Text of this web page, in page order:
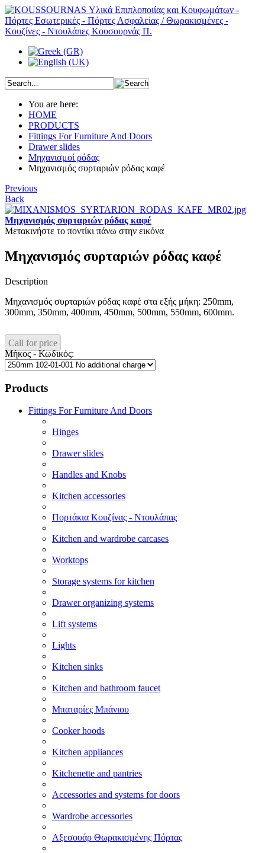
You are here:
HOME
PRODUCTS
Fittings For Furniture And Doors
Drawer slides
Μηχανισμοί ρόδας
Μηχανισμός συρταριών ρόδας καφέ
Previous
Back
Μηχανισμός συρταριών ρόδας καφέ
Μετακινήστε το ποντίκι πάνω στην εικόνα
Μηχανισμός συρταριών ρόδας καφέ
Description
Μηχανισμός συρταριών ρόδας καφέ στα εξής μήκη: 250mm,
300mm, 350mm, 400mm, 450mm, 500mm, 550mm, 600mm.
Call for price
Μήκος - Κωδικός:
Products
Fittings For Furniture And Doors
Hinges
Drawer slides
Handles and Knobs
Kitchen accessories
Πορτάκια Κουζίνας - Ντουλάπας
Kitchen and wardrobe carcases
Worktops
Storage systems for kitchen
Drawer organizing systems
Lift systems
Lights
Kitchen sinks
Kitchen and bathroom faucet
Μπαταρίες Μπάνιου
Cooker hoods
Kitchen appliances
Kitchenette and pantries
Accessories and systems for doors
Wardrobe accessories
Αξεσουάρ Θωρακισμένης Πόρτας